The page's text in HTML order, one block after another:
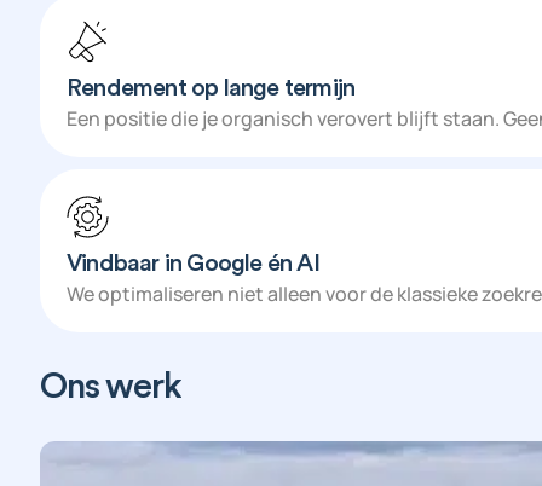
Rendement op lange termijn
Een positie die je organisch verovert blijft staan.
Vindbaar in Google én AI
We optimaliseren niet alleen voor de klassieke
Ons werk